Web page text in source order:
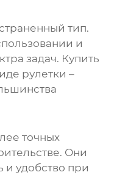
тип.
и
задач. Купить
рулетки –
точных
Они
и удобство при